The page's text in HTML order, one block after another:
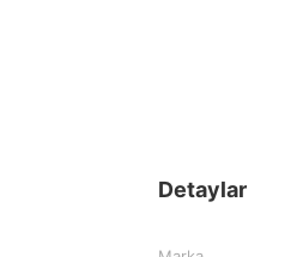
Detaylar